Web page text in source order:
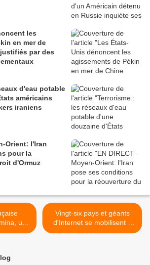
les
en mer de
par des
d'eau potable
américains
iraniens
Orient: l'Iran
pour la
d'Ormuz
un
de
Vingt-six pays et géants
d'Internet se mobilisent à
Paris contre les contenus